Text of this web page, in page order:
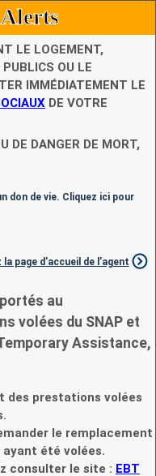
LE LOGEMENT,
OU LE
IMMÉDIATEMENT LE
DE VOTRE
DE DANGER DE MORT,
don de vie. Cliquez ici pour
page d’accueil de l’agent
au
volées du SNAP et
Assistance,
des prestations volées
le remplacement
été volées.
consulter le site : EBT